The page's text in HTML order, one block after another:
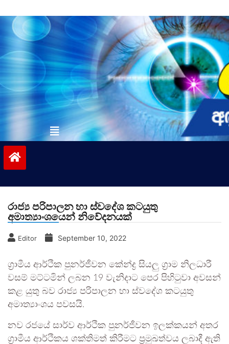
to
contentvinivida.lk
රාජ්‍ය පරිපාලන හා ස්වදේශ කටයුතු
අමාත්‍යාංශයෙන් නිවේදනයක්
Editor September 10, 2022
ග්‍රාමීය ආර්ථික පුනර්ජීවන කේන්ද්‍ර සියලු ග්‍රාම නිලධාරී
වසම් මට්ටමින් ලබන 19 වැනිදාට පෙර පිහිටුවා අවසන්
කළ යුතු බව රාජ්‍ය පරිපාලන හා ස්වදේශ කටයුතු
අමාත්‍යාංශය පවසයි.
නව රජයේ සාර්ව ආර්ථික පුනර්ජීවන ඉලක්කයන් අතර
ග්‍රාමීය ආර්ථිකය ශක්තිමත් කිරීමට ප්‍රමුඛත්වය ලබාදී ඇති